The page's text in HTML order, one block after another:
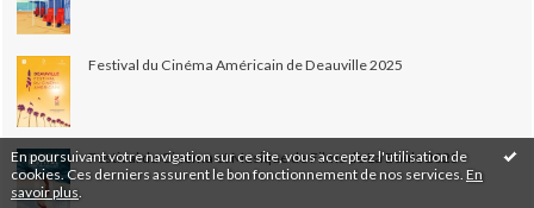
En poursuivant votre navigation sur ce site, vous acceptez l'utilisation de
cookies. Ces derniers assurent le bon fonctionnement de nos services. En
savoir plus
Festival du Cinéma Américain de Deauville 2025
Festival du Cinéma et Musique de Films de La Baule 2025